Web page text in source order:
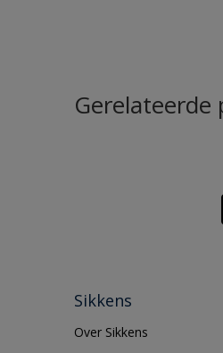
Gerelateerde
Sikkens
Over Sikkens